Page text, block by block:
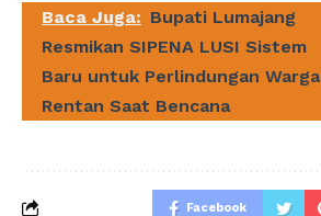
Baca Juga: Bupati Lumajang
Resmikan SIPENA LUSI Sistem
Baru untuk Perlindungan Warga
Rentan Saat Bencana
Facebook